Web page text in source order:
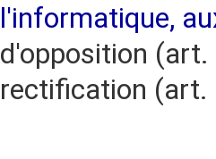
l'informatique,
d'opposition (art.
rectification (art.